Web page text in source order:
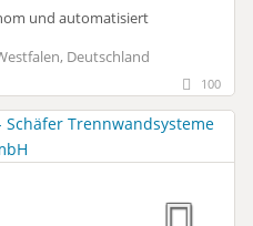
und automatisiert
Deutschland
100